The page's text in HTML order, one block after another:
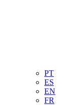
PT
ES
EN
FR